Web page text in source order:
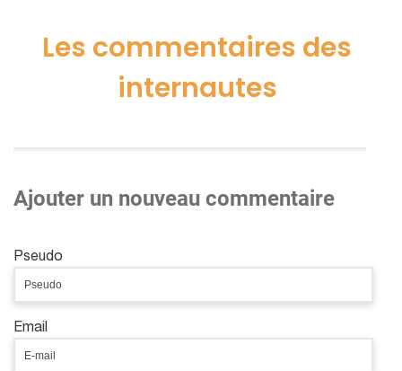
Les commentaires des
internautes
Ajouter un nouveau commentaire
Pseudo
Email